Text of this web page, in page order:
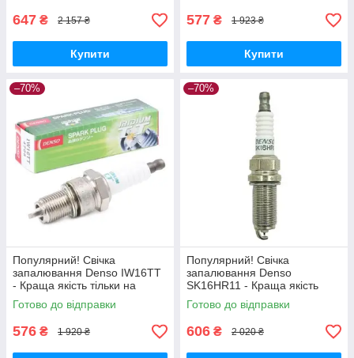
647 ₴ 2 157 ₴
Купити
577 ₴ 1 923 ₴
Купити
–70%
Популярний! Свічка
запалювання Denso IW16TT
- Краща якість тільки на
Nukleon.com.ua
Готово до відправки
576 ₴ 1 920 ₴
–70%
Популярний! Свічка
запалювання Denso
SK16HR11 - Краща якість
тільки на Nukleon.com.ua
Готово до відправки
606 ₴ 2 020 ₴